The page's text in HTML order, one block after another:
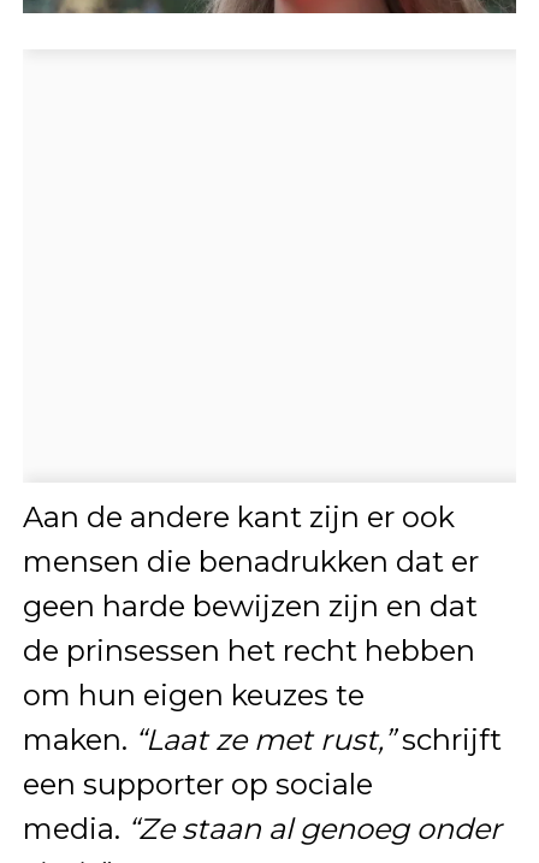
Aan de andere kant zijn er ook
mensen die benadrukken dat er
geen harde bewijzen zijn en dat
de prinsessen het recht hebben
om hun eigen keuzes te
maken. “Laat ze met rust,”schrijft
een supporter op sociale
media. “Ze staan al genoeg onder